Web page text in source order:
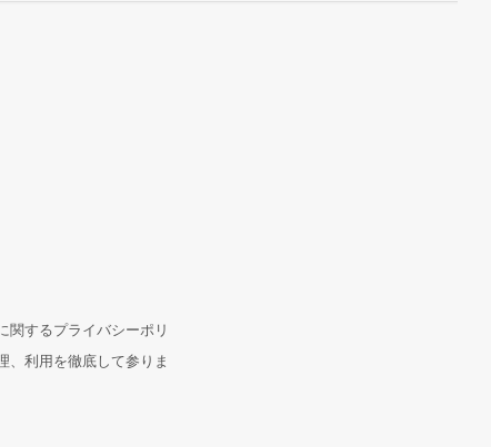
関するプライバシーポリ
、利用を徹底して参りま